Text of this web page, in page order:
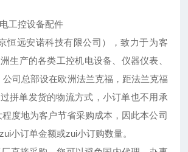
工控设备配件
恒远安诺科技有限公司），致力于为客
生产的各类工控机电设备、仪器仪表、
公司总部设在欧洲法兰克福，距法兰克福
拼单发货的物流方式，小订单也不用承
度地为客户节省采购成本，因此本公司
小订单金额或zui小订购数量。